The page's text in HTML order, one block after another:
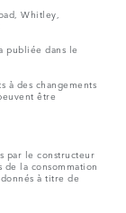
Whitley,
publiée dans le
à des changements
être
par le constructeur
la consommation
à titre de